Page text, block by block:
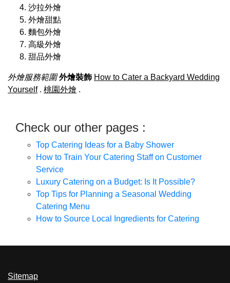
沙拉外燴
外燴甜點
麵包外燴
高級外燴
甜品外燴
外燴服務範圍 外燴裝飾 How to Cater a Backyard Wedding
Yourself. 桃園外燴 .
Check our other pages :
Top Catering Ideas for a Baby Shower
How to Train Your Catering Staff on Customer
Service
Luxury Catering on a Budget: Is It Possible?
Top Tips for Planning a Seasonal Wedding
Catering Menu
How to Source Local Ingredients for Catering
Sitemap